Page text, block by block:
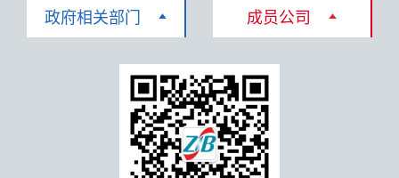
政府相关部门 成员公司